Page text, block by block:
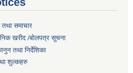
समाचार
खरीद /बोलपत्र सूचना
तथा निर्देशिका
शुल्कहरु